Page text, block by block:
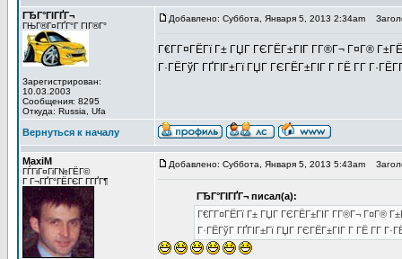
ГЂГ°ГІГҐГ¬
ГЊГ®Г¤ГҐГ°Г ГІГ®Г°
Зарегистрирован:
10.03.2003
Сообщения: 8295
Откуда: Russia, Ufa
Добавлено: Суббота, Января 5, 2013 2:34am
Г€Г­Г¤ГЁГї Г± ГЏГ ГЄГЁГ±ГІГ Г­Г®Г¬ Г¤Г®
Г·ГЁГўГ ГҐГІГ±Гї ГЏГ ГЄГЁГ±ГІГ Г­ ГЁ Г­Г
Вернуться к началу
MaxiM
ГЃГіГ¤ГіГ№ГЁГ©
Г Г¬ГҐГ°ГЁГЄГ Г­ГҐГ¶
Добавлено: Суббота, Января 5, 2013 5:43am
ГЂГ°ГІГҐГ¬ писал(а):
Г€Г­Г¤ГЁГї Г± ГЏГ ГЄГЁГ±ГІГ Г­Г®Г¬ Г¤Г®
Г·ГЁГўГ ГҐГІГ±Гї ГЏГ ГЄГЁГ±ГІГ Г­ ГЁ Г­Г